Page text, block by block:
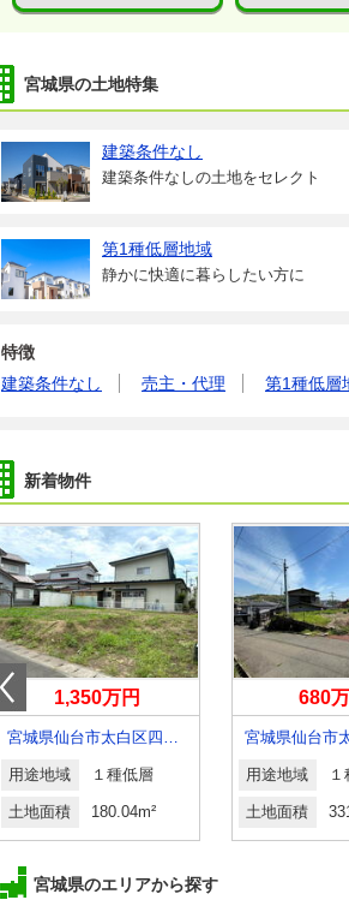
宮城県の土地特集
建築条件なし
建築条件なしの土地をセレクト
第1種低層地域
静かに快適に暮らしたい方に
特徴
建築条件なし
売主・代理 第1種低層
新着物件
1,350万円
宮城県仙台市太白区四郎丸字神明
用途地域 １種低層
土地面積 180.04m²
680
用途地域
土地面積
宮城県のエリアから探す